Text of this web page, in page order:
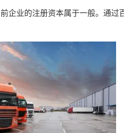
企业的注册资本属于一般。通过